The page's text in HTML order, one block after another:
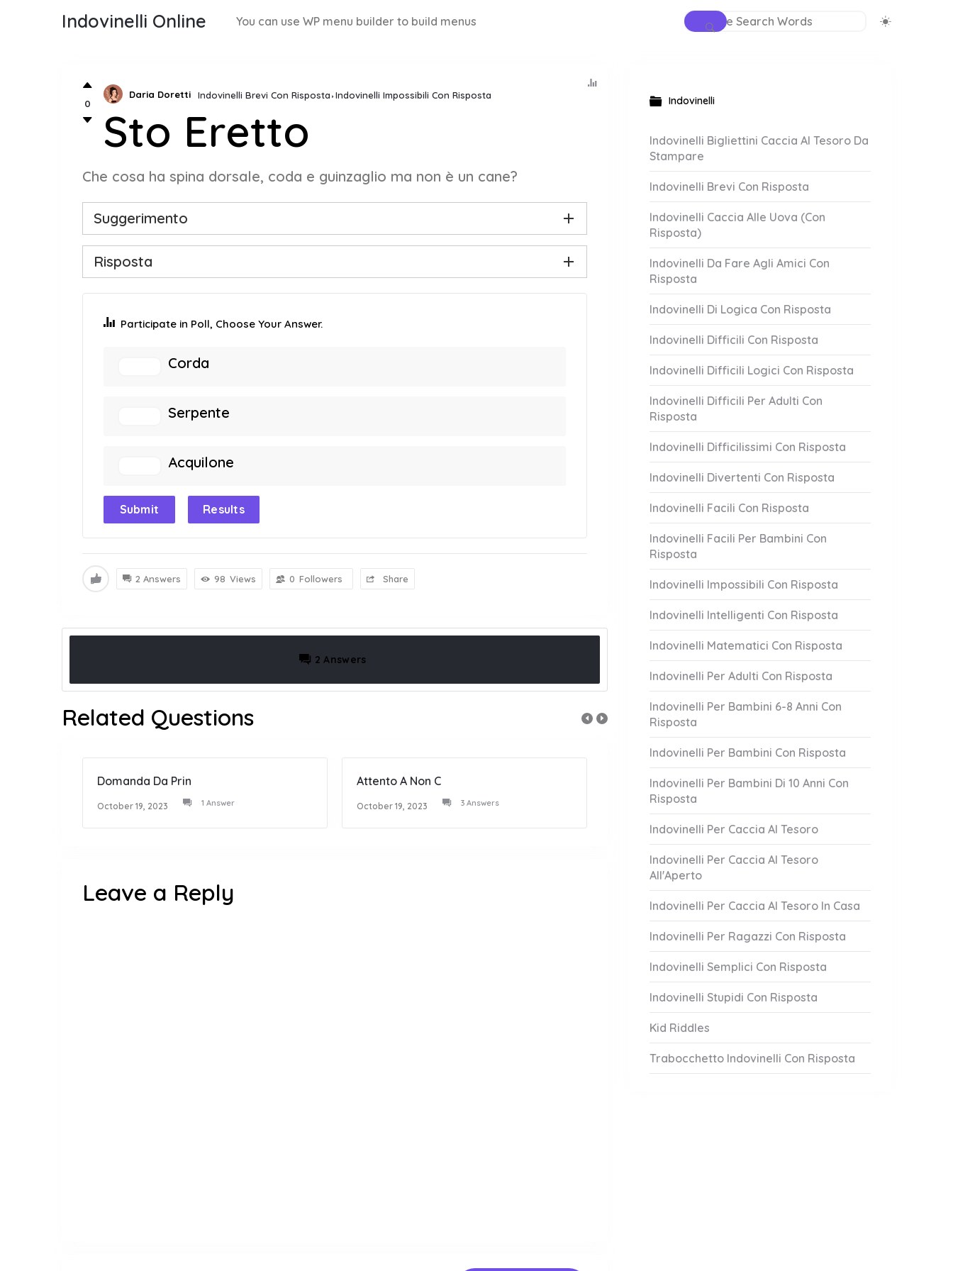
Indovinelli Online You can use WP menu builder to build menus
0
Daria Doretti Indovinelli Brevi Con Risposta Indovinelli Impossibili Con Risposta
Sto Eretto
Che cosa ha spina dorsale, coda e guinzaglio ma non è un cane?
Suggerimento
Risposta
Participate in Poll, Choose Your Answer.
Corda
Serpente
Acquilone
Submit Results
2 Answers 98 Views 0 Followers Share
2 Answers
Related Questions
Domanda Da Prin
October 19, 2023 1 Answer
Attento A Non C
October 19, 2023 3 Answers
Fa Freddo!
October 19, 2023
Leave a Reply
Indovinelli
Indovinelli Bigliettini Caccia Al Tesoro Da
Stampare
Indovinelli Brevi Con Risposta
Indovinelli Caccia Alle Uova (Con
Risposta)
Indovinelli Da Fare Agli Amici Con
Risposta
Indovinelli Di Logica Con Risposta
Indovinelli Difficili Con Risposta
Indovinelli Difficili Logici Con Risposta
Indovinelli Difficili Per Adulti Con
Risposta
Indovinelli Difficilissimi Con Risposta
Indovinelli Divertenti Con Risposta
Indovinelli Facili Con Risposta
Indovinelli Facili Per Bambini Con
Risposta
Indovinelli Impossibili Con Risposta
Indovinelli Intelligenti Con Risposta
Indovinelli Matematici Con Risposta
Indovinelli Per Adulti Con Risposta
Indovinelli Per Bambini 6-8 Anni Con
Risposta
Indovinelli Per Bambini Con Risposta
Indovinelli Per Bambini Di 10 Anni Con
Risposta
Indovinelli Per Caccia Al Tesoro
Indovinelli Per Caccia Al Tesoro
All'Aperto
Indovinelli Per Caccia Al Tesoro In Casa
Indovinelli Per Ragazzi Con Risposta
Indovinelli Semplici Con Risposta
Indovinelli Stupidi Con Risposta
Kid Riddles
Trabocchetto Indovinelli Con Risposta